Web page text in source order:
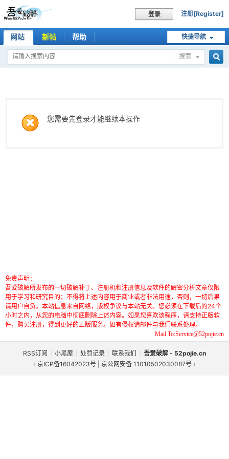
登录 注册[Register]
快捷导航
网站 新帖 帮助
搜索
您需要先登录才能继续本操作
免责声明：
吾爱破解所发布的一切破解补丁、注册机和注册信息及软件的解密分析文章仅限
用于学习和研究目的；不得将上述内容用于商业或者非法用途，否则，一切后果
请用户自负。本站信息来自网络，版权争议与本站无关。您必须在下载后的24个
小时之内，从您的电脑中彻底删除上述内容。如果您喜欢该程序，请支持正版软
件，购买注册，得到更好的正版服务。如有侵权请邮件与我们联系处理。
Mail To:Service@52pojie.cn
RSS订阅 小黑屋 处罚记录 联系我们
吾爱破解 - 52pojie.cn
( 京ICP备16042023号 | 京公网安备 11010502030087号 )